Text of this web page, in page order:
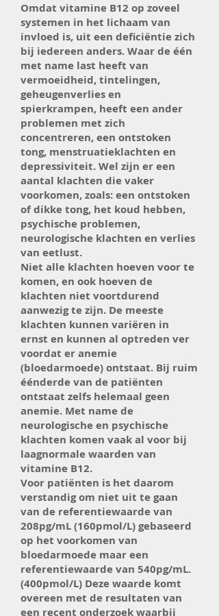
Omdat vitamine B12 op zoveel
systemen in het lichaam van
invloed is, uit een deficiëntie zich
bij iedereen anders. Waar de één
met name last heeft van
vermoeidheid, tintelingen,
geheugenverlies en
spierkrampen, heeft een ander
problemen met zich
concentreren, een ontstoken
tong, menstruatieklachten en
depressiviteit. Wel zijn er een
aantal klachten die vaker
voorkomen, zoals: een ontstoken
of dikke tong, het koud hebben,
psychische problemen,
neurologische klachten en verlies
van eetlust.
Niet alle klachten hoeven voor te
komen, en ook hoeven de
klachten niet voortdurend
aanwezig te zijn. De meeste
klachten kunnen variëren in
ernst en kunnen al optreden ver
voordat er anemie
(bloedarmoede) ontstaat. Bij ruim
éénderde van de patiënten
ontstaat zelfs helemaal geen
anemie. Met name de
neurologische en psychische
klachten komen vaak al voor bij
laagnormale waarden van
vitamine B12.
Voor patiënten is het daarom
verstandig om niet uit te gaan
van de referentiewaarde van
208pg/mL (160pmol/L) gebaseerd
op het voorkomen van
bloedarmoede maar een
referentiewaarde van 540pg/mL.
(400pmol/L) Deze waarde komt
overeen met de resultaten van
een recent onderzoek waarbij